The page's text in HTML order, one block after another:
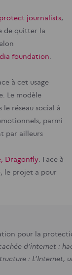
journalists,
de quitter la
foundation.
à cet usage
Le modèle
le réseau social à
parmi
par ailleurs
Dragonfly. Face à
le projet a pour
pour la
d’internet :
: L’Internet,